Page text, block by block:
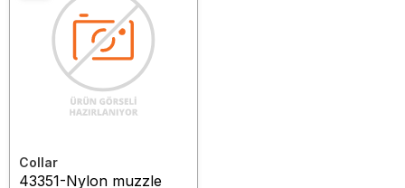
Collar
43351-Nylon muzzle